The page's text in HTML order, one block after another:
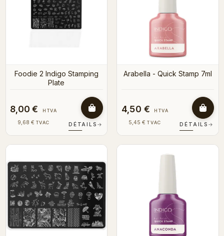
Foodie 2 Indigo Stamping
Plate
8,00 € HTVA
9,68 € TVAC DÉTAILS →
Arabella - Quick Stamp 7ml
4,50 € HTVA
5,45 € TVAC DÉTAILS →